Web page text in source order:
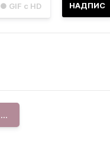
● GIF с HD НАДПИС
...